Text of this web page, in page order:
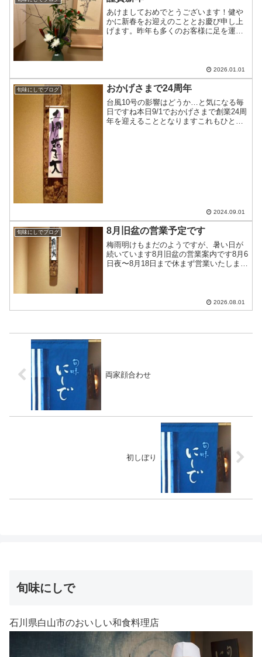
あけましておめでとうございます！健や
かに新春をお迎えのこととお慶び申し上
げます。昨年も多くのお客様に足を運ん
2026.01.01
旬味にしでブログ おかげさまで24周年
台風10号の影響はどうか…と気になる毎
日ですね本日9/1でおかげさまで創業24周
年を迎えることとなりますこれもひとえ
2024.09.01
旬味にしでブログ 8月旧盆の営業予定です
梅雨明けもまだのようですが、暑い日が
続いています8月旧盆の営業案内です8月6
日夜〜8月18日まで休まず営業いたします
2026.08.01
両家顔合わせ
初しぼり
旬味にしで
石川県白山市のおいしい和食料理店